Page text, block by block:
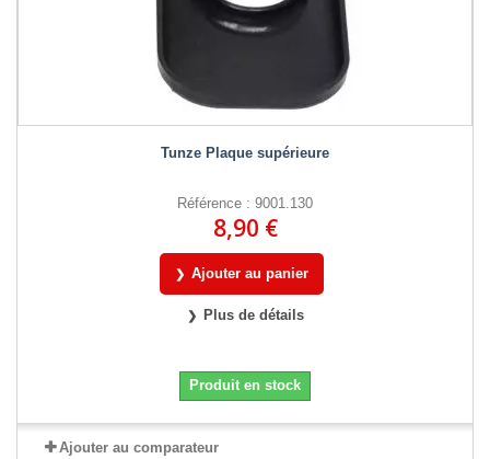
Tunze Plaque supérieure
Référence : 9001.130
8,90 €
Ajouter au panier
Plus de détails
Produit en stock
Ajouter au comparateur